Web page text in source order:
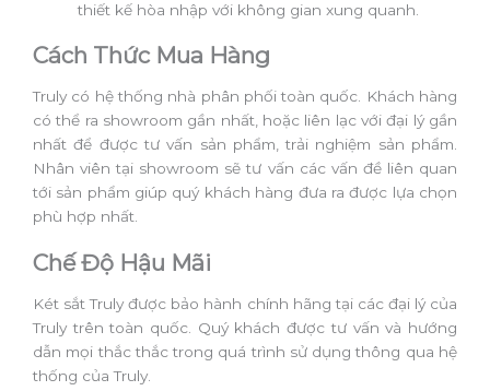
thiết kế hòa nhập với không gian xung quanh.
Cách Thức Mua Hàng
Truly có hệ thống nhà phân phối toàn quốc. Khách hàng
có thể ra showroom gần nhất, hoặc liên lạc với đại lý gần
nhất để được tư vấn sản phẩm, trải nghiệm sản phẩm.
Nhân viên tại showroom sẽ tư vấn các vấn đề liên quan
tới sản phẩm giúp quý khách hàng đưa ra được lựa chọn
phù hợp nhất.
Chế Độ Hậu Mãi
Két sắt Truly được bảo hành chính hãng tại các đại lý của
Truly trên toàn quốc. Quý khách được tư vấn và hướng
dẫn mọi thắc thắc trong quá trình sử dụng thông qua hệ
thống của Truly.